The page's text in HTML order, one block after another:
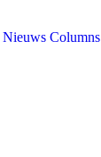
Nieuws Columns